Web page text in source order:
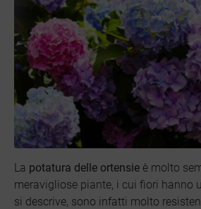
La potatura delle ortensie è molto
meravigliose piante, i cui fiori hanno
si descrive, sono infatti molto